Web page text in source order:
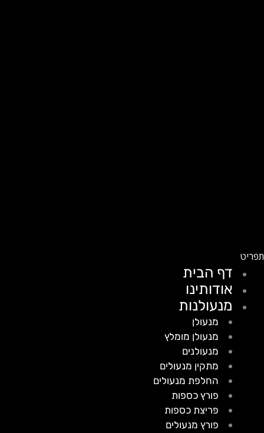
דף הבית
אודותינו
מנעולנות
מנעולן
מנעולן מומלץ
מנעולנים
מתקין מנעולים
החלפת מנעולים
פורץ כספות
פריצת כספות
פורץ מנעולים